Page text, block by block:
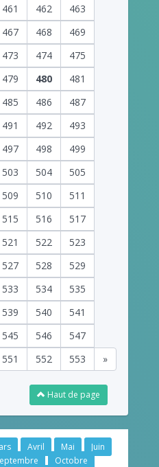
461 462
463
467 468
469
473 474
475
479 480
481
485 486
487
491 492
493
497 498
499
503 504
505
509 510
511
515 516
517
521 522
523
527 528
529
533 534
535
539 540
541
545 546
547
551 552 553 »
Haut de page
Avril Mai
Juin
Octobre